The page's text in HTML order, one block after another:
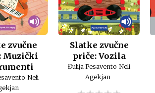
zvučne
Muzički
Neli
Slatke zvučne
priče: Vozila
Đulija Pesavento Neli
Agekjan